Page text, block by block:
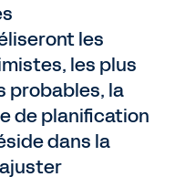
les
les plus
probables, la
de planification
dans la